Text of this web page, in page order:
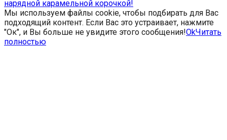
нарядной карамельной корочкой!
Мы используем файлы cookie, чтобы подбирать для Вас
подходящий контент. Если Вас это устраивает, нажмите
"Ок", и Вы больше не увидите этого сообщения!OkЧитать
полностью